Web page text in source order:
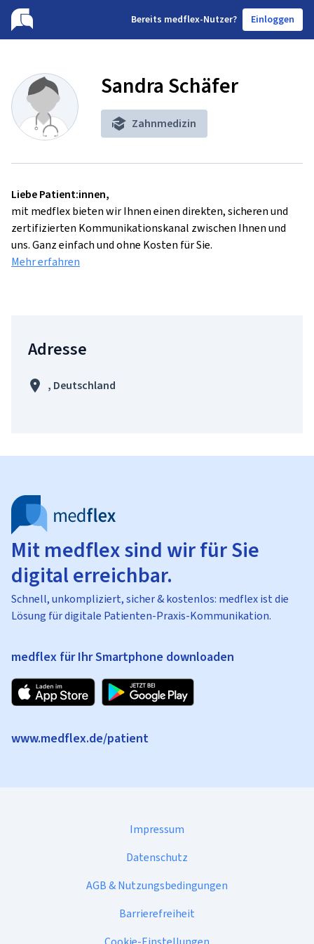
Bereits medflex-Nutzer? Einloggen
Sandra Schäfer
Zahnmedizin
Liebe Patient:innen,
mit medflex bieten wir Ihnen einen direkten, sicheren und
zertifizierten Kommunikationskanal zwischen Ihnen und
uns. Ganz einfach und ohne Kosten für Sie.
Mehr erfahren
Adresse
, Deutschland
Mit medflex sind wir für Sie
digital erreichbar.
Schnell, unkompliziert, sicher & kostenlos: medflex ist die
Lösung für digitale Patienten-Praxis-Kommunikation.
medflex für Ihr Smartphone downloaden
www.medflex.de/patient
Impressum
Datenschutz
AGB & Nutzungsbedingungen
Barrierefreiheit